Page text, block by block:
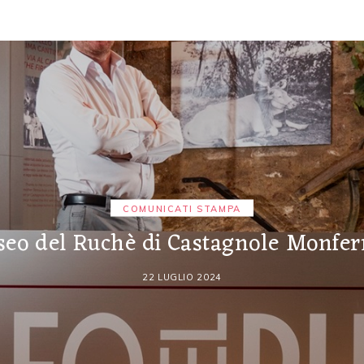
COMUNICATI STAMPA
del Ruchè di Castagnole
22 LUGLIO 2024